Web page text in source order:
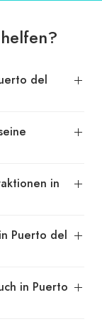
del
in
Puerto del
in Puerto